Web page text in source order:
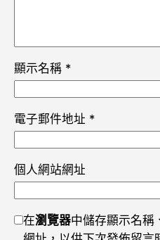
顯示名稱 *
電子郵件地址 *
個人網站網址
在瀏覽器中儲存顯示名稱